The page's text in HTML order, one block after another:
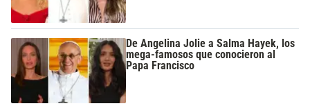
De Angelina Jolie a Salma Hayek, los
mega-famosos que conocieron al
Papa Francisco